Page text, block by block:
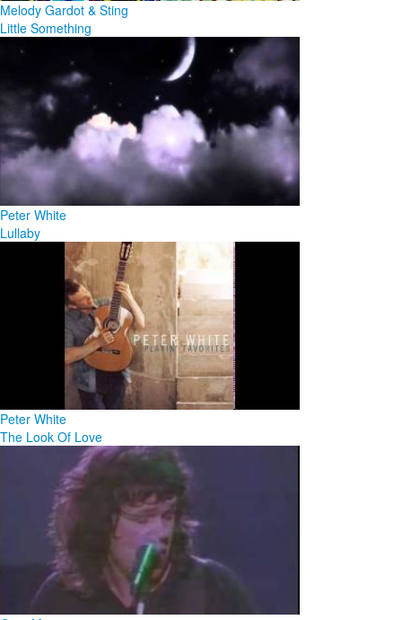
Melody Gardot & Sting
Little Something
Peter White
Lullaby
Peter White
The Look Of Love